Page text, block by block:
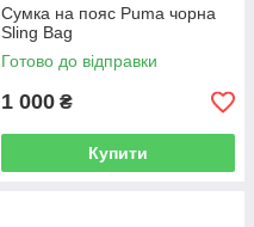
Сумка на пояс Puma чорна
Sling Bag
Готово до відправки
1 000 ₴
Купити